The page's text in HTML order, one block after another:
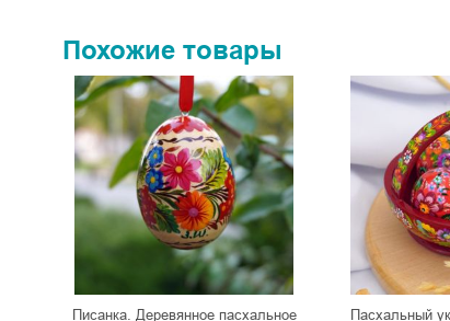
Похожие товары
Писанка. Деревянное пасхальное Пасхальный